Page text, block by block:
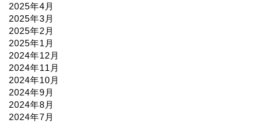
2025年4月
2025年3月
2025年2月
2025年1月
2024年12月
2024年11月
2024年10月
2024年9月
2024年8月
2024年7月